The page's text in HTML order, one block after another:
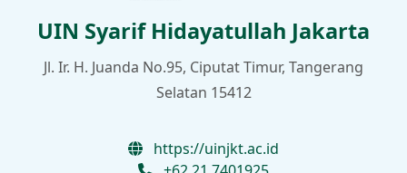
UIN Syarif Hidayatullah Jakarta
Jl. Ir. H. Juanda No.95, Ciputat Timur, Tangerang
Selatan 15412
https://uinjkt.ac.id